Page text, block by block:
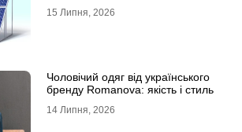
15 Липня, 2026
Чоловічий одяг від українського
бренду Romanova: якість і стиль
14 Липня, 2026